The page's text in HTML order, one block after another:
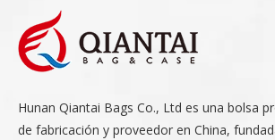
Hunan Qiantai Bags Co., Ltd es una bolsa
de fabricación y proveedor en China,